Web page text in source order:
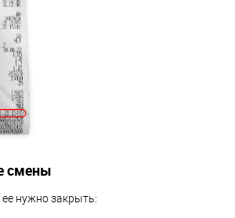
смены
нужно закрыть: